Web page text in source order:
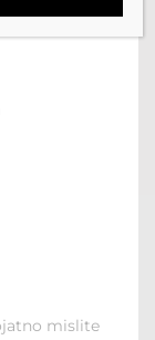
mislite